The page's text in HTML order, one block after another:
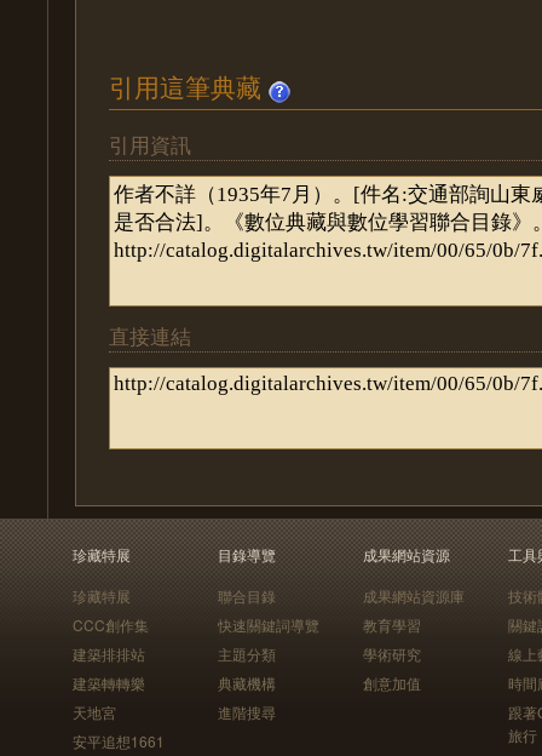
引用這筆典藏
引用資訊
直接連結
珍藏特展
珍藏特展
CCC創作集
建築排排站
建築轉轉樂
天地宮
安平追想1661
目錄導覽
聯合目錄
快速關鍵詞導覽
主題分類
典藏機構
進階搜尋
成果網站資源
成果網站資源庫
教育學習
學術研究
創意加值
工具
技術
關鍵
線上
時間
跟
旅行